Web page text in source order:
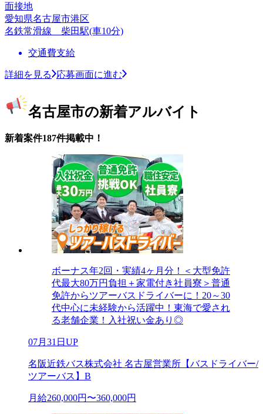
面接地
愛知県名古屋市港区
名鉄常滑線 柴田駅(車10分)
交通費支給
詳細を見る 応募画面に進む
名古屋市の新着アルバイト
新着案件187件掲載中！
ボーナス年2回・実績4ヶ月分！＜大型免許
代最大80万円負担＋家電付き社員寮＞普通
免許からツアーバスドライバーに！20～30
代中心に未経験から活躍中！東海で愛され
る老舗企業！入社祝い金あり◎
07月31日UP
名阪近鉄バス株式会社 名古屋営業所【バスドライバー/
ツアーバス】B
月給260,000円〜360,000円